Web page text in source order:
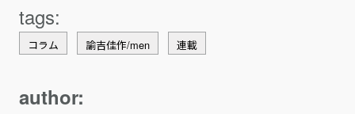
コラム 諭吉佳作/men 連載
author: